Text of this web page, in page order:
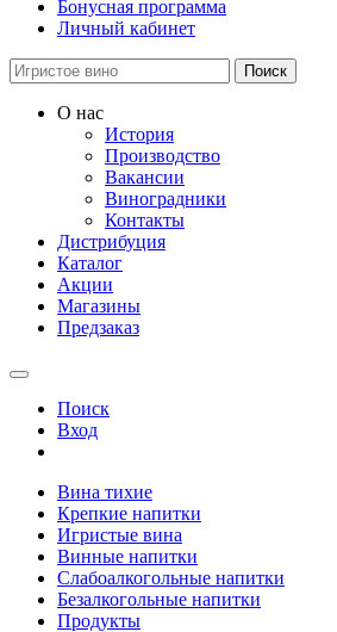
Бонусная программа
Личный кабинет
Поиск
О нас
История
Производство
Вакансии
Виноградники
Контакты
Дистрибуция
Каталог
Акции
Магазины
Предзаказ
Поиск
Вход
Вина тихие
Крепкие напитки
Игристые вина
Винные напитки
Слабоалкогольные напитки
Безалкогольные напитки
Продукты